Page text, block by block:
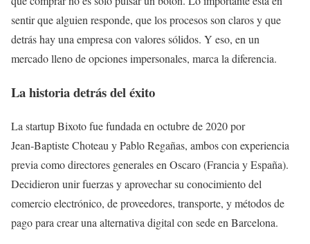
sentir que alguien responde, que los procesos son claros y que
detrás hay una empresa con valores sólidos. Y eso, en un
mercado lleno de opciones impersonales, marca la diferencia.
La historia detrás del éxito
La startup Bixoto fue fundada en octubre de 2020 por
Jean‑Baptiste Choteau y Pablo Regañas, ambos con experiencia
previa como directores generales en Oscaro (Francia y España).
Decidieron unir fuerzas y aprovechar su conocimiento del
comercio electrónico, de proveedores, transporte, y métodos de
pago para crear una alternativa digital con sede en Barcelona.